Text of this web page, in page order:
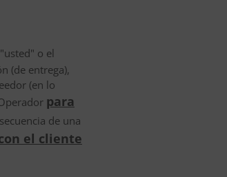
o el
(de entrega),
(en lo
para
de una
el cliente